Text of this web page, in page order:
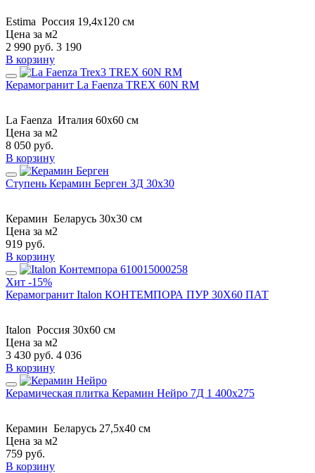
Estima Россия 19,4x120 см
Цена за м2
2 990 руб. 3 190
В корзину
Керамогранит La Faenza TREX 60N RM
La Faenza Италия 60x60 см
Цена за м2
8 050 руб.
В корзину
Ступень Керамин Берген 3Д 30x30
Керамин Беларусь 30x30 см
Цена за м2
919 руб.
В корзину
Хит -15%
Керамогранит Italon КОНТЕМПОРА ПУР 30X60 ПАТ
Italon Россия 30x60 см
Цена за м2
3 430 руб. 4 036
В корзину
Керамическая плитка Керамин Нейро 7Д 1 400х275
Керамин Беларусь 27,5x40 см
Цена за м2
759 руб.
В корзину